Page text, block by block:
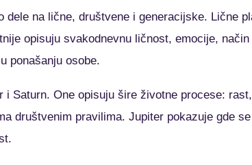
dele na lične, društvene i generacijske. Lične
opisuju svakodnevnu ličnost, emocije,
ponašanju osobe.
i Saturn. One opisuju šire životne procese:
društvenim pravilima. Jupiter pokazuje gde